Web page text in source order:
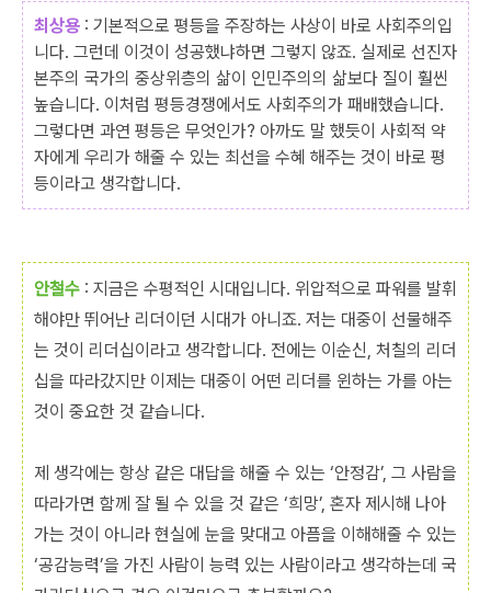
최상용 : 기본적으로 평등을 주장하는 사상이 바로 사회주의입
니다. 그런데 이것이 성공했냐하면 그렇지 않죠. 실제로 선진자
본주의 국가의 중상위층의 삶이 인민주의의 삶보다 질이 훨씬
높습니다. 이처럼 평등경쟁에서도 사회주의가 패배했습니다.
그렇다면 과연 평등은 무엇인가? 아까도 말 했듯이 사회적 약
자에게 우리가 해줄 수 있는 최선을 수혜 해주는 것이 바로 평
등이라고 생각합니다.
안철수 : 지금은 수평적인 시대입니다. 위압적으로 파워를 발휘
해야만 뛰어난 리더이던 시대가 아니죠. 저는 대중이 선물해주
는 것이 리더십이라고 생각합니다. 전에는 이순신, 처칠의 리더
십을 따라갔지만 이제는 대중이 어떤 리더를 윈하는 가를 아는
것이 중요한 것 같습니다.
제 생각에는 항상 같은 대답을 해줄 수 있는 ‘안정감’, 그 사람을
따라가면 함께 잘 될 수 있을 것 같은 ‘희망’, 혼자 제시해 나아
가는 것이 아니라 현실에 눈을 맞대고 아픔을 이해해줄 수 있는
‘공감능력’을 가진 사람이 능력 있는 사람이라고 생각하는데 국